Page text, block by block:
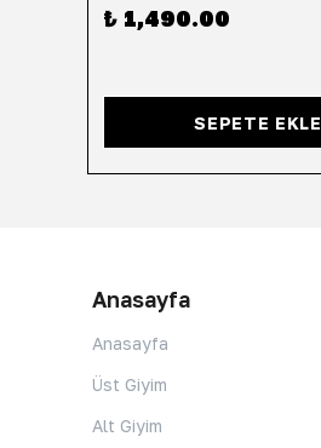
₺ 1,490.00
SEPETE EKLE
Anasayfa
Anasayfa
Üst Giyim
Alt Giyim